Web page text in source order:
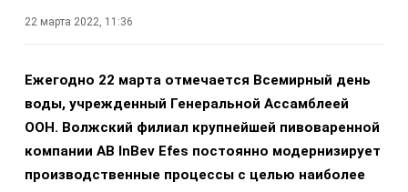
22 марта 2022, 11:36
Ежегодно 22 марта отмечается Всемирный день
воды, учрежденный Генеральной Ассамблеей
ООН. Волжский филиал крупнейшей пивоваренной
компании AB InBev Efes постоянно модернизирует
производственные процессы с целью наиболее